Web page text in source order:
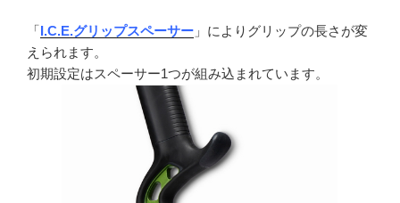
「I.C.E.グリップスペーサー 」によりグリップの長さが変
えられます。
初期設定はスペーサー1つが組み込まれています。